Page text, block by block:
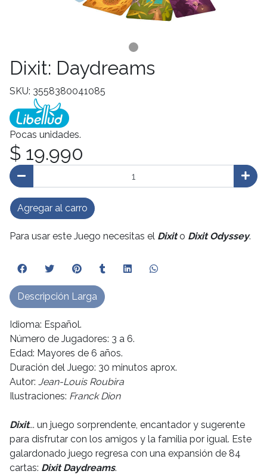
Dixit: Daydreams
SKU: 3558380041085
Pocas unidades.
$ 19.990
Agregar al carro
Para usar este Juego necesitas el Dixito Dixit Odyssey.
Idioma: Español.
Número de Jugadores: 3 a 6.
Edad: Mayores de 6 años.
Duración del Juego: 30 minutos aprox.
Autor: Jean-Louis Roubira
Ilustraciones: Franck Dion
Dixit... un juego sorprendente, encantador y sugerente
para disfrutar con los amigos y la familia por igual. Este
galardonado juego regresa con una expansión de 84
cartas: Dixit Daydreams.
Descripción Larga